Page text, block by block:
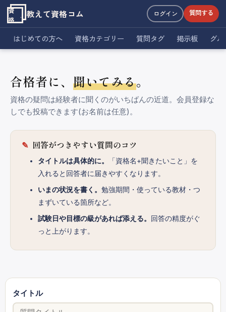
資
格
教えて資格コム ログイン 質問する
はじめての方へ 資格カテゴリー 質問タグ 掲示板 グ
合格者に、 聞いてみる。
資格の疑問は経験者に聞くのがいちばんの近道。会員登録な
しでも投稿できます(お名前は任意)。
回答がつきやすい質問のコツ
タイトルは具体的に。
「資格名+聞きたいこと」を
入れると回答者に届きやすくなります。
いまの状況を書く。 勉強期間・使っている教材・つ
まずいている箇所など。
試験日や目標の級があれば添える。 回答の精度がぐ
っと上がります。
タイトル